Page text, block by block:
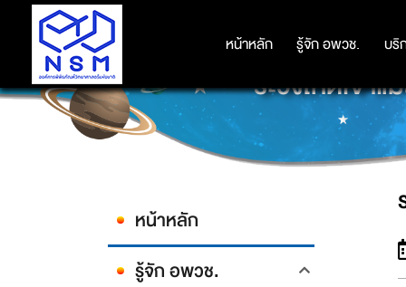
หน้าหลัก รู้จัก อพวช. บริ
หน้าหลัก รู้จัก อพวช. บริ
ระวังให้ดีเจ้
หน้าหลัก
รู้จัก อพวช.